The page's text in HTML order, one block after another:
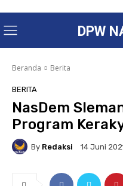
DPW
Beranda Berita
BERITA
NasDem
Program
By Redaksi 14 Juni